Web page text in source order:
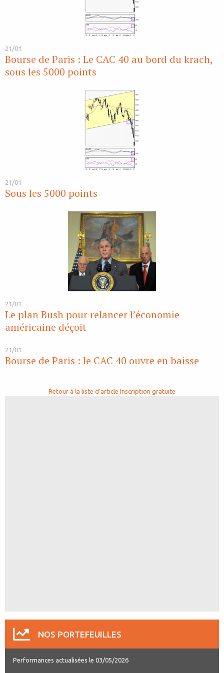
21/01
Bourse de Paris : Le CAC 40 au bord du krach,
sous les 5000 points
21/01
Sous les 5000 points
21/01
Le plan Bush pour relancer l’économie
américaine déçoit
21/01
Bourse de Paris : le CAC 40 ouvre en baisse
Retour à la liste d'article Inscription gratuite
NOS PORTEFEUILLES
Performances actualisées le 03/05/2026